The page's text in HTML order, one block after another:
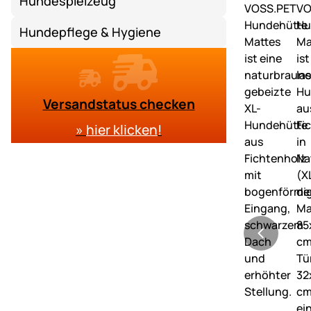
Hundepflege & Hygiene
Versandstatus checken
» hier klicken!